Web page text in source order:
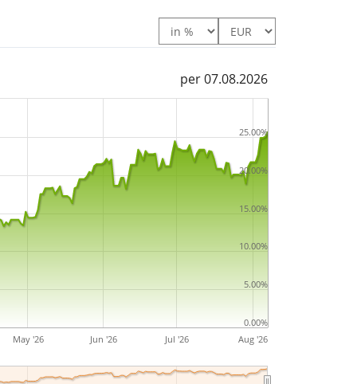
. Der ETF wurdeam 25. April
per 07.08.2026
May '26 Jun '26 Jul '26 Aug '26
0.00%
5.00%
10.00%
15.00%
20.00%
25.00%